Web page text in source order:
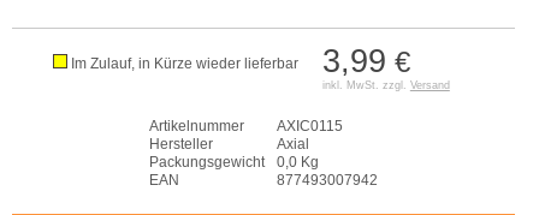
3,99 €
inkl. MwSt. zzgl. Versand
Im Zulauf, in Kürze wieder lieferbar
Artikelnummer
AXIC0115
Hersteller
Axial
Packungsgewicht
0,0 Kg
EAN
877493007942